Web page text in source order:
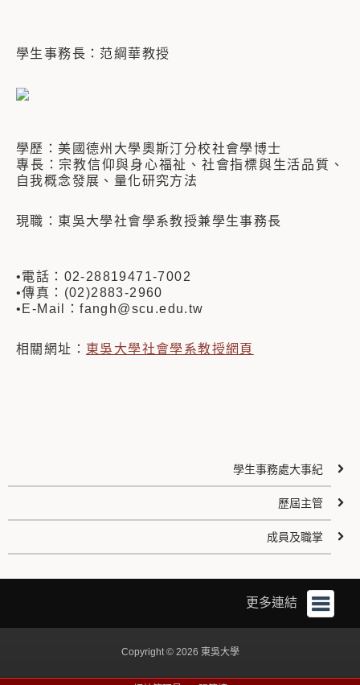
學生事務長：范綱華教授
學歷： 美國德州大學奧斯汀分校社會學博士
專長：宗教信仰與身心福祉、社會指標與生活品質、
自我概念發展、量化研究方法
現職：東吳大學社會學系教授兼學生事務長
•電話：02-28819471-7002
•傳真：(02)2883-2960
•E-Mail：fangh@scu.edu.tw
相關網址： 東吳大學社會學系教授網頁
學生事務處大事紀
歷屆主管
成員及職掌
更多連結
Copyright © 2026 東吳大學